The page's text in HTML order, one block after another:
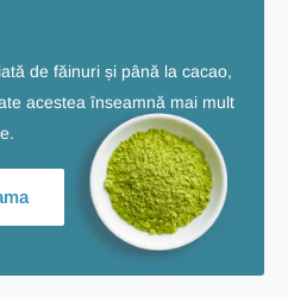
de făinuri și până la cacao,
acestea înseamnă mai mult